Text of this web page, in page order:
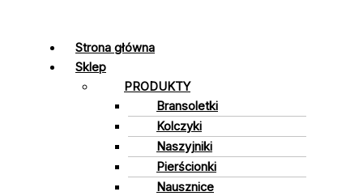
Strona główna
Sklep
PRODUKTY
Bransoletki
Kolczyki
Naszyjniki
Pierścionki
Nausznice